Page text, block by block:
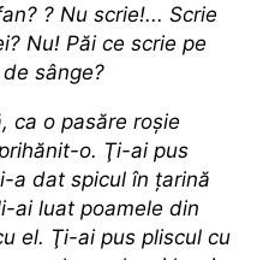
? Nu scrie!... Scrie
Nu! Păi ce scrie pe
sânge?
ca o pasăre roşie
o. Ţi-ai pus
a dat spicul în ţarină
ai luat poamele din
el. Ţi-ai pus pliscul cu